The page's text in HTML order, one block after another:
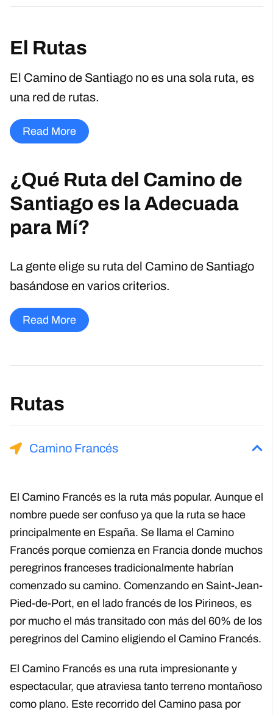
El Rutas
El Camino de Santiago no es una sola ruta, es
una red de rutas.
Read More
¿Qué Ruta del Camino de
Santiago es la Adecuada
para Mí?
La gente elige su ruta del Camino de Santiago
basándose en varios criterios.
Read More
Rutas
Camino Francés
El Camino Francés es la ruta más popular. Aunque el
nombre puede ser confuso ya que la ruta se hace
principalmente en España. Se llama el Camino
Francés porque comienza en Francia donde muchos
peregrinos franceses tradicionalmente habrían
comenzado su camino. Comenzando en Saint-Jean-
Pied-de-Port, en el lado francés de los Pirineos, es
por mucho el más transitado con más del 60% de los
peregrinos del Camino eligiendo el Camino Francés.
El Camino Francés es una ruta impresionante y
espectacular, que atraviesa tanto terreno montañoso
como plano. Este recorrido del Camino pasa por